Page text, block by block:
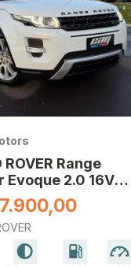
ROVER Range
Evoque 2.0 16V
DYNAMIC